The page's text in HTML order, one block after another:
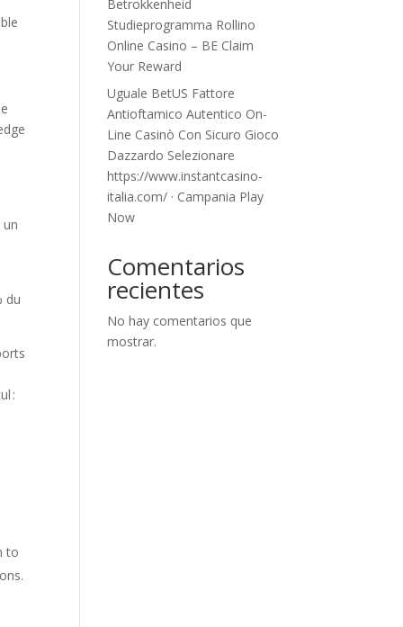
du
:
to
Betrokkenheid
Studieprogramma Rollino
Online Casino – BE Claim
Your Reward
Uguale BetUS Fattore
Antioftamico Autentico On-
Line Casinò Con Sicuro Gioco
Dazzardo Selezionare
https://www.instantcasino-
italia.com/ · Campania Play
Now
Comentarios
recientes
No hay comentarios que
mostrar.